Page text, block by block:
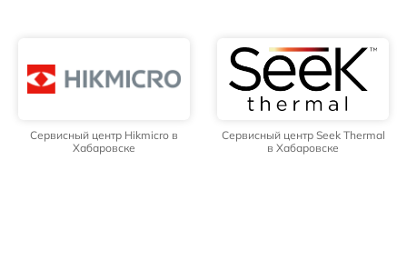
Сервисный центр Hikmicro в
Хабаровске
Сервисный центр Seek Thermal
в Хабаровске